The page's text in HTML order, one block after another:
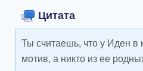
Цитата
Ты считаешь, что у Иден в
мотив, а никто из ее